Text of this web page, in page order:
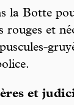
la Botte
et
et